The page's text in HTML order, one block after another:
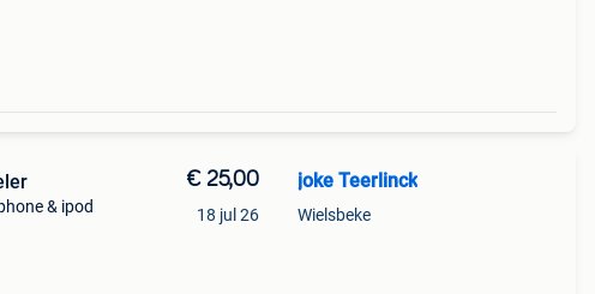
& ipod
€ 25,00
18 jul 26
joke Teerlinck
Wielsbeke